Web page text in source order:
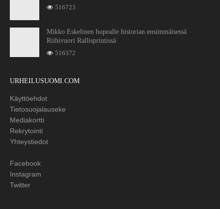
516723
Mikko Eskelinen hopealle historian ensimmäisessä
Riihivuori Rallisprintissä
516372
URHEILUSUOMI.COM
Käyttöehdot
Tietosuojalauseke
Mediakortti
Rekrytointi
Yhteystiedot
Facebook
Instagram
Twitter